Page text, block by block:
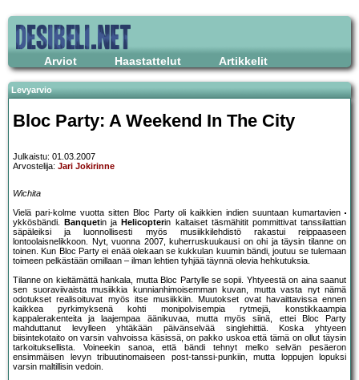
Arviot Haastattelut Artikkelit
Levyarvio
Bloc Party: A Weekend In The City
Julkaistu: 01.03.2007
Arvostelija: Jari Jokirinne
Wichita
Vielä pari-kolme vuotta sitten Bloc Party oli kaikkien indien suuntaan kumartavien
ykkösbändi.
Banquetin ja Helicopterin kaltaiset täsmähitit pommittivat tanssilattian
säpäleiksi ja luonnollisesti myös musiikkilehdistö rakastui reippaaseen
lontoolaisnelikkoon. Nyt, vuonna 2007, kuherruskuukausi on ohi ja täysin tilanne on
toinen. Kun Bloc Party ei enää olekaan se kukkulan kuumin bändi, joutuu se tulemaan
toimeen pelkästään omillaan – ilman lehtien tyhjää täynnä olevia hehkutuksia.
Tilanne on kieltämättä hankala, mutta Bloc Partylle se sopii. Yhtyeestä on aina saanut
sen suoraviivaista musiikkia kunnianhimoisemman kuvan, mutta vasta nyt nämä
odotukset realisoituvat myös itse musiikkiin. Muutokset ovat havaittavissa ennen
kaikkea pyrkimyksenä kohti monipolvisempia rytmejä, konstikkaampia
kappalerakenteita ja laajempaa äänikuvaa, mutta myös siinä, ettei Bloc Party
mahduttanut levylleen yhtäkään päivänselvää singlehittiä. Koska yhtyeen
biisintekotaito on varsin vahvoissa käsissä, on pakko uskoa että tämä on ollut täysin
tarkoituksellista. Voineekin sanoa, että bändi tehnyt melko selvän pesäeron
ensimmäisen levyn tribuutinomaiseen post-tanssi-punkiin, mutta loppujen lopuksi
varsin maltillisin vedoin.